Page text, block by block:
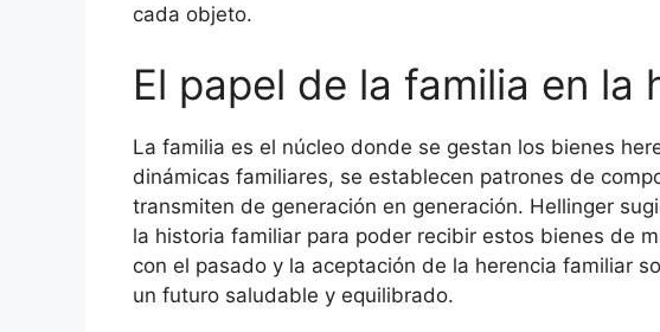
cada objeto.
El papel de la familia en la
La familia es el núcleo donde se gestan los bienes
dinámicas familiares, se establecen patrones de
transmiten de generación en generación. Hellinger
la historia familiar para poder recibir estos bienes de
con el pasado y la aceptación de la herencia familiar
un futuro saludable y equilibrado.